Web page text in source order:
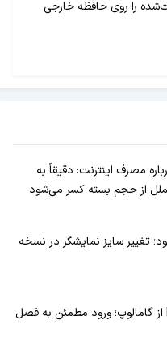
را روی حافظه خارجی
مصرف اینترنت: دقیقاً به
از حجم بسته کسر می‌شود
می‌شود؛ تغییر سایز نمایشگر در نسخه
خرید اکانت قانونی FC 27 از گامالوپ؛ ورود مطمئن به فصل